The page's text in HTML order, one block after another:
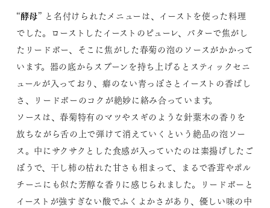
“酵母” と名付けられたメニューは、イーストを使った料理
でした。ローストしたイーストのピューレ、バターで焦がし
たリードボー、そこに焦がした春菊の泡のソースがかかって
います。器の底からスプーンを持ち上げるとスティックセニ
ュールが入っており、癖のない青っぽさとイーストの香ばし
さ、リードボーのコクが絶妙に絡み合っています。
ソースは、春菊特有のマツやスギのような針葉木の香りを
放ちながら舌の上で弾けて消えていくという絶品の泡ソー
ス。中にサクサクとした食感が入っていたのは素揚げしたご
ぼうで、干し柿の枯れた甘さも相まって、まるで香茸やポル
チーニにも似た芳醇な香りに感じられました。リードボーと
イーストが強すぎない酸でふくよかさがあり、優しい味の中